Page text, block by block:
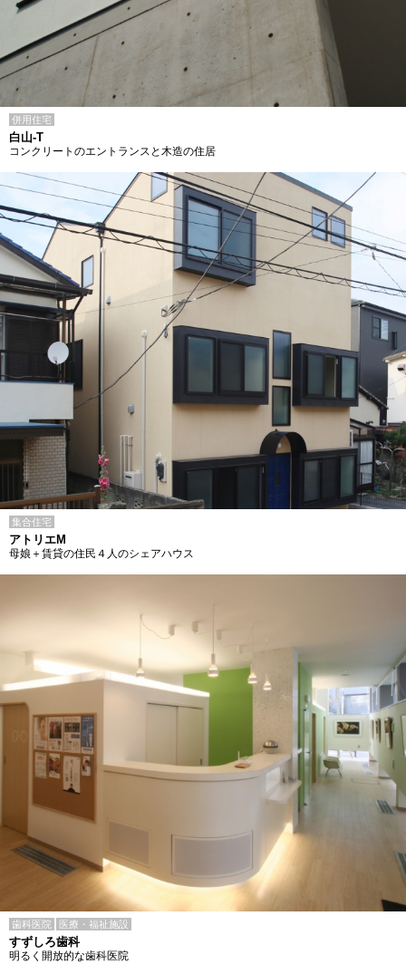
併用住宅
白山-T
コンクリートのエントランスと木造の住居
集合住宅
アトリエM
母娘＋賃貸の住民４人のシェアハウス
歯科医院 医療・福祉施設
すずしろ歯科
明るく開放的な歯科医院